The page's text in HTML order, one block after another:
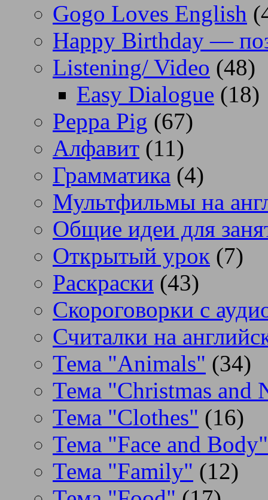
Gogo Loves English
Happy Birthday —
Listening/ Video (48)
Easy Dialogue (18)
Peppa Pig (67)
Алфавит (11)
Грамматика (4)
Мультфильмы на
Общие идеи для
Открытый урок (7)
Раскраски (43)
Скороговорки с
Считалки на
Тема "Animals" (34)
Тема "Christmas and
Тема "Clothes" (16)
Тема "Face and Body"
Тема "Family" (12)